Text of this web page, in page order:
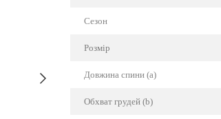
Сезон
Розмір
Довжина спини (a)
Обхват грудей (b)